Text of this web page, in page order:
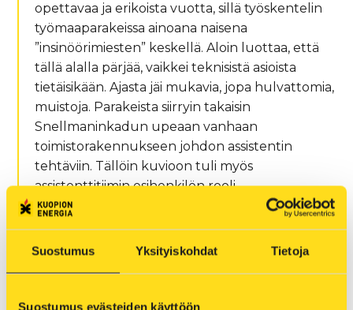
Suostumus Yksityiskohdat Tietoja
Suostumus evästeiden käyttöön
opettavaa ja erikoista vuotta, sillä työskentelin
työmaaparakeissa ainoana naisena
”insinöörimiesten” keskellä. Aloin luottaa, että
tällä alalla pärjää, vaikkei teknisistä asioista
tietäisikään. Ajasta jäi mukavia, jopa hulvattomia,
muistoja. Parakeista siirryin takaisin
Snellmaninkadun upeaan vanhaan
toimistorakennukseen johdon assistentin
tehtäviin. Tällöin kuvioon tuli myös
assistenttitiimin esihenkilön rooli.
Maisemat vaihtuivat Kuopion keskustan
tuntumasta Haapaniemen uudelle toimitalolle